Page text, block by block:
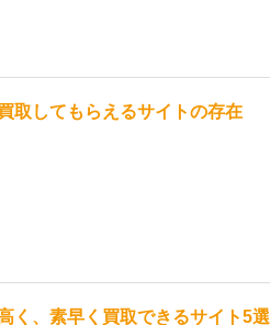
取してもらえるサイトの存在
く、素早く買取できるサイト5選